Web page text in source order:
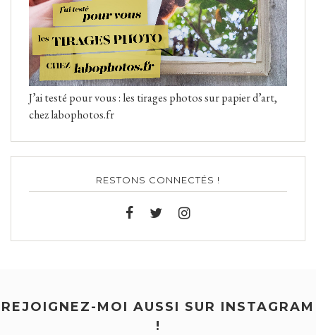
J’ai testé pour vous : les tirages photos sur papier d’art,
chez labophotos.fr
RESTONS CONNECTÉS !
REJOIGNEZ-MOI AUSSI SUR INSTAGRAM
!